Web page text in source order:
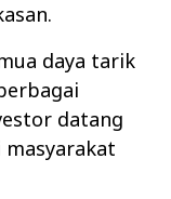
daya tarik
datang